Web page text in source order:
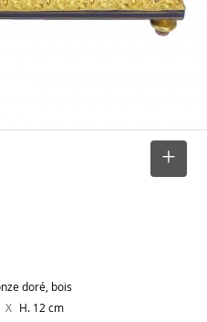
doré, bois
X H. 12 cm